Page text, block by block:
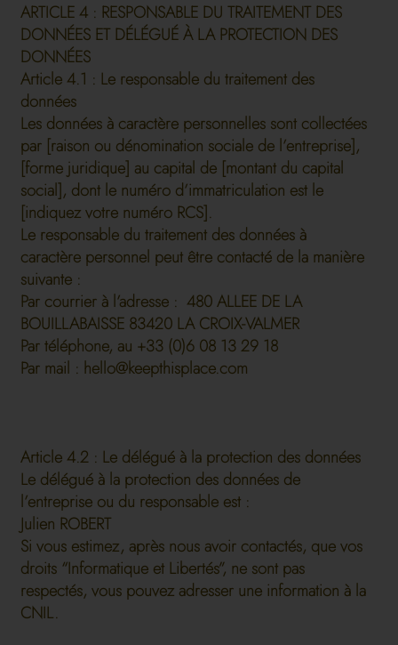
ARTICLE 4 : RESPONSABLE DU TRAITEMENT DES
DONNÉES ET DÉLÉGUÉ À LA PROTECTION DES
DONNÉES
Article 4.1 : Le responsable du traitement des
données
Les données à caractère personnelles sont collectées
par [raison ou dénomination sociale de l’entreprise],
[forme juridique] au capital de [montant du capital
social], dont le numéro d’immatriculation est le
[indiquez votre numéro RCS].
Le responsable du traitement des données à
caractère personnel peut être contacté de la manière
suivante :
Par courrier à l’adresse : 480 ALLEE DE LA
BOUILLABAISSE 83420 LA CROIX-VALMER
Par téléphone, au +33 (0)6 08 13 29 18
Par mail : hello@keepthisplace.com
Article 4.2 : Le délégué à la protection des données
Le délégué à la protection des données de
l’entreprise ou du responsable est :
Julien ROBERT
Si vous estimez, après nous avoir contactés, que vos
droits “Informatique et Libertés”, ne sont pas
respectés, vous pouvez adresser une information à la
CNIL.